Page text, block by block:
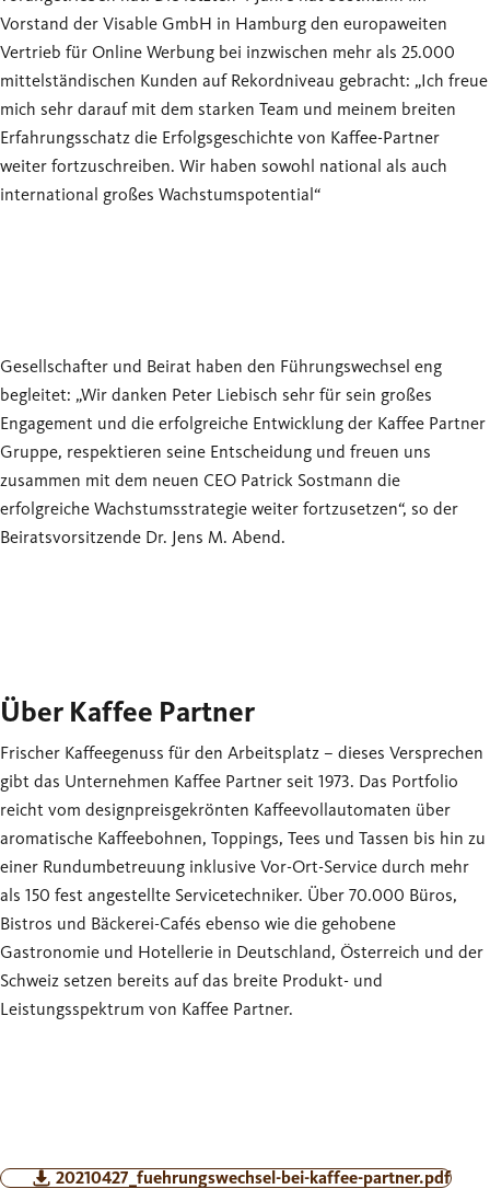
Vorstand der Visable GmbH in Hamburg den europaweiten
Vertrieb für Online Werbung bei inzwischen mehr als 25.000
mittelständischen Kunden auf Rekordniveau gebracht: „Ich freue
mich sehr darauf mit dem starken Team und meinem breiten
Erfahrungsschatz die Erfolgsgeschichte von Kaffee-Partner
weiter fortzuschreiben. Wir haben sowohl national als auch
international großes Wachstumspotential“
Gesellschafter und Beirat haben den Führungswechsel eng
begleitet: „Wir danken Peter Liebisch sehr für sein großes
Engagement und die erfolgreiche Entwicklung der Kaffee Partner
Gruppe, respektieren seine Entscheidung und freuen uns
zusammen mit dem neuen CEO Patrick Sostmann die
erfolgreiche Wachstumsstrategie weiter fortzusetzen“, so der
Beiratsvorsitzende Dr. Jens M. Abend.
Über Kaffee Partner
Frischer Kaffeegenuss für den Arbeitsplatz – dieses Versprechen
gibt das Unternehmen Kaffee Partner seit 1973. Das Portfolio
reicht vom designpreisgekrönten Kaffeevollautomaten über
aromatische Kaffeebohnen, Toppings, Tees und Tassen bis hin zu
einer Rundumbetreuung inklusive Vor-Ort-Service durch mehr
als 150 fest angestellte Servicetechniker. Über 70.000 Büros,
Bistros und Bäckerei-Cafés ebenso wie die gehobene
Gastronomie und Hotellerie in Deutschland, Österreich und der
Schweiz setzen bereits auf das breite Produkt- und
Leistungsspektrum von Kaffee Partner.
20210427_fuehrungswechsel-bei-kaffee-partner.pdf